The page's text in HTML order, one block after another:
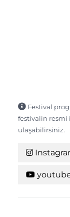
Festival
festivalin resmi
ulaşabilirsiniz.